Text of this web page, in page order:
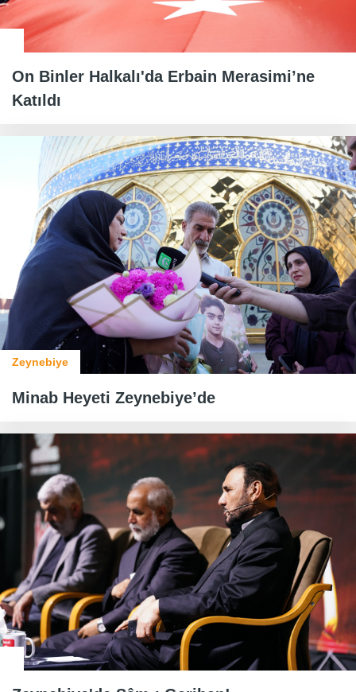
On Binler Halkalı'da Erbain Merasimi’ne
Katıldı
Zeynebiye
Minab Heyeti Zeynebiye’de